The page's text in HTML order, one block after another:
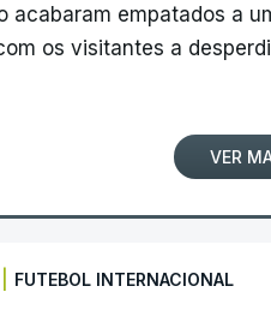
acabaram empatados a
os visitantes a
VER
FUTEBOL INTERNACIONAL